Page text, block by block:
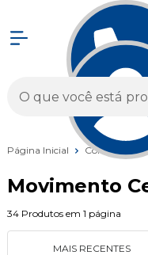
Página Inicial
Movimento
34 Produtos em 1 página
MAIS RECENTES